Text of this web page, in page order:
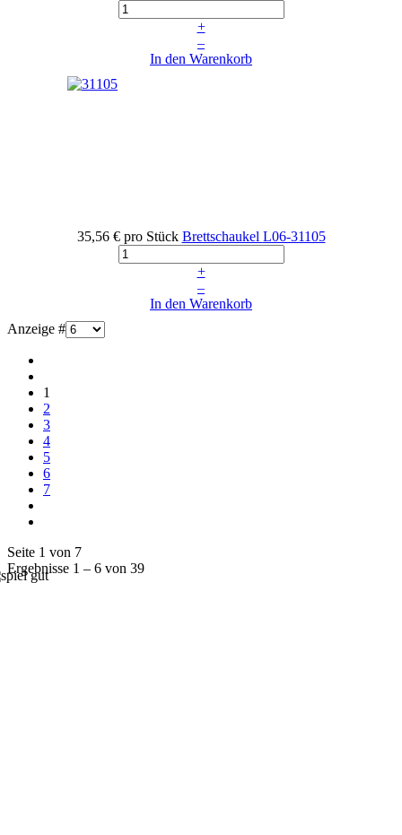
+
–
In den Warenkorb
35,56 € pro Stück Brettschaukel L06-31105
+
–
In den Warenkorb
Anzeige #
1
2
3
4
5
6
7
Seite 1 von 7
Ergebnisse 1 – 6 von 39